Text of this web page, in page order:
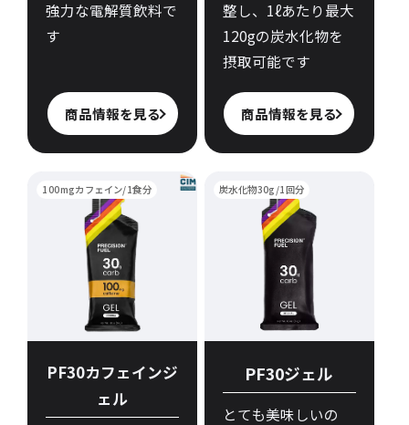
強力な電解質飲料で
す
商品情報を見る
整し、1ℓあたり最大
120gの炭水化物を
摂取可能です
商品情報を見る
100mgカフェイン/1食分
PF30カフェインジ
ェル
炭水化物30g/1回分
PF30ジェル
とても美味しいの